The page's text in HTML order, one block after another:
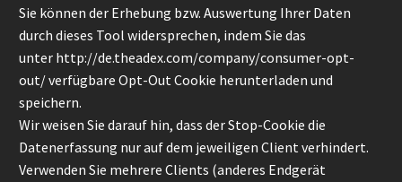
Sie können der Erhebung bzw. Auswertung Ihrer Daten
durch dieses Tool widersprechen, indem Sie das
unter http://de.theadex.com/company/consumer-opt-
out/verfügbare Opt-Out Cookie herunterladen und
speichern.
Wir weisen Sie darauf hin, dass der Stop-Cookie die
Datenerfassung nur auf dem jeweiligen Client verhindert.
Verwenden Sie mehrere Clients (anderes Endgerät